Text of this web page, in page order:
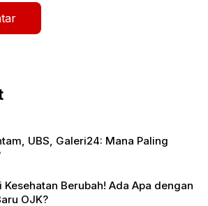
UBS, Galeri24: Mana Paling
Kesehatan Berubah! Ada Apa dengan
OJK?